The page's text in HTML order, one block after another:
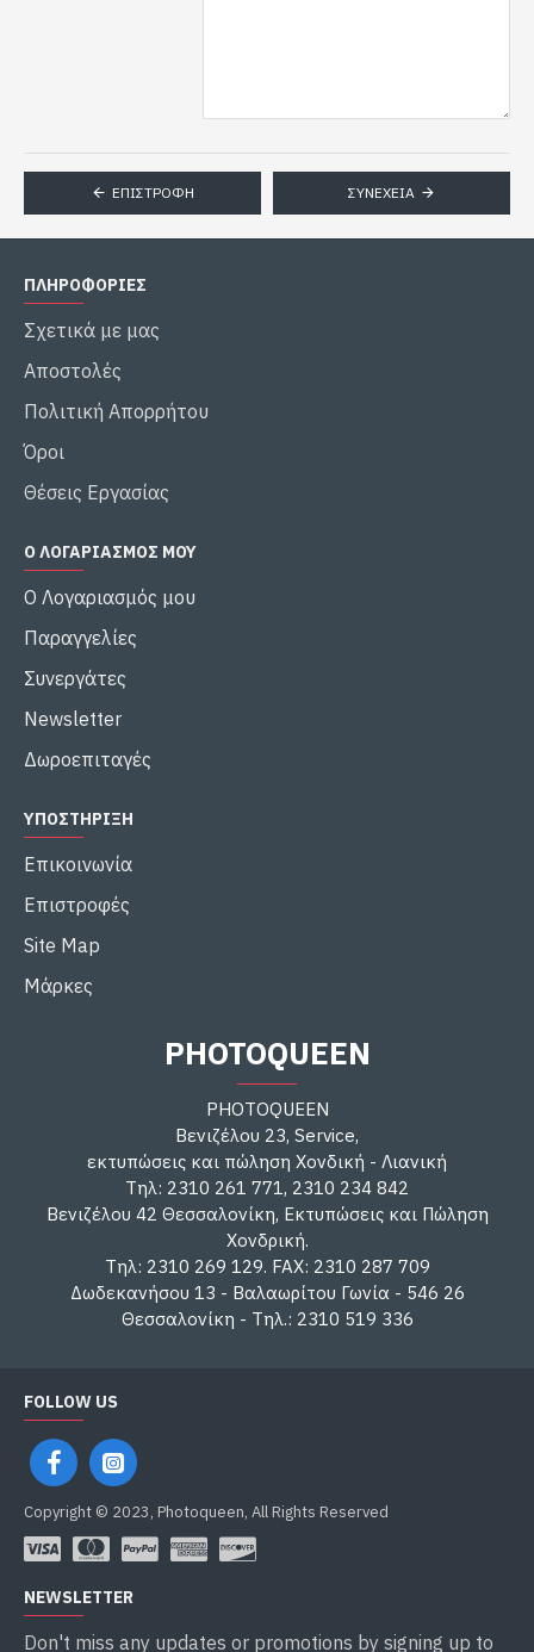
ΕΠΙΣΤΡΟΦΉ ΣΥΝΈΧΕΙΑ
ΠΛΗΡΟΦΟΡΙΕΣ
Σχετικά με μας
Αποστολές
Πολιτική Απορρήτου
Όροι
Θέσεις Εργασίας
Ο ΛΟΓΑΡΙΑΣΜΌΣ ΜΟΥ
Ο Λογαριασμός μου
Παραγγελίες
Συνεργάτες
Newsletter
Δωροεπιταγές
ΥΠΟΣΤΉΡΙΞΗ
Επικοινωνία
Επιστροφές
Site Map
Μάρκες
PHOTOQUEEN
PHOTOQUEEN
Βενιζέλου 23, Service,
εκτυπώσεις και πώληση Χονδική - Λιανική
Τηλ: 2310 261 771, 2310 234 842
Βενιζέλου 42 Θεσσαλονίκη, Εκτυπώσεις και Πώληση
Χονδρική.
Τηλ: 2310 269 129. FAX: 2310 287 709
Δωδεκανήσου 13 - Βαλαωρίτου Γωνία - 546 26
Θεσσαλονίκη - Τηλ.: 2310 519 336
FOLLOW US
Copyright © 2023, Photoqueen, All Rights Reserved
NEWSLETTER
Don't miss any updates or promotions by signing up to